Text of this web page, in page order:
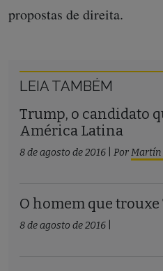
propostas de direita.
LEIA TAMBÉM
Trump, o candidato
América Latina
8 de agosto de 2016 PorMartín
O homem que
8 de agosto de 2016